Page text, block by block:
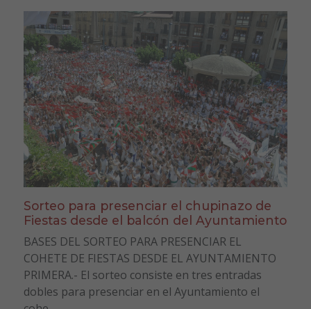
Sorteo para presenciar el chupinazo de
Fiestas desde el balcón del Ayuntamiento
BASES DEL SORTEO PARA PRESENCIAR EL
COHETE DE FIESTAS DESDE EL AYUNTAMIENTO
PRIMERA.- El sorteo consiste en tres entradas
dobles para presenciar en el Ayuntamiento el